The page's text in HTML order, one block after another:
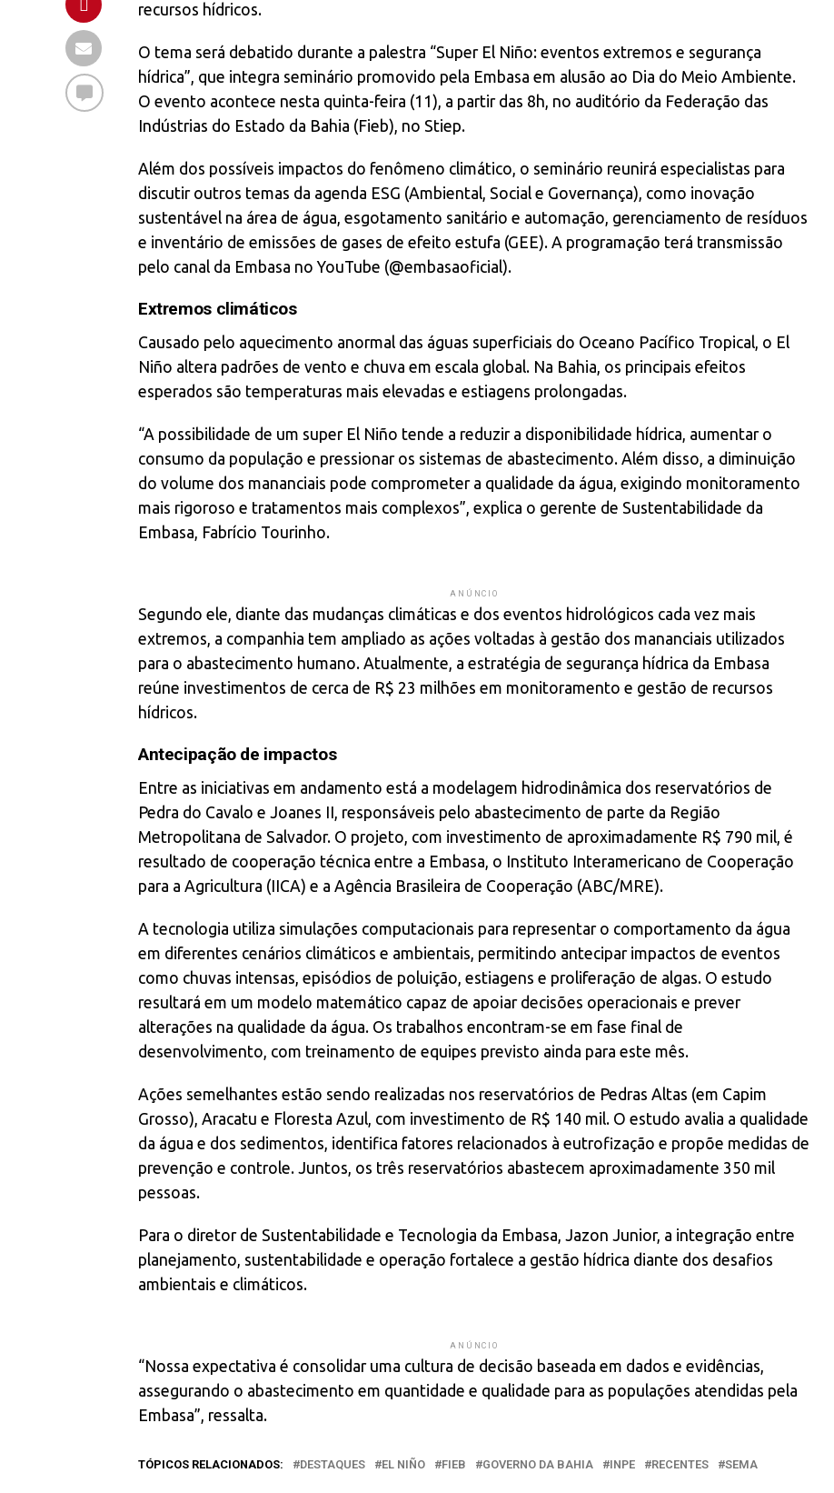
recursos hídricos.
O tema será debatido durante a palestra “Super El Niño: eventos extremos e segurança
hídrica”, que integra seminário promovido pela Embasa em alusão ao Dia do Meio Ambiente.
O evento acontece nesta quinta-feira (11), a partir das 8h, no auditório da Federação das
Indústrias do Estado da Bahia (Fieb), no Stiep.
Além dos possíveis impactos do fenômeno climático, o seminário reunirá especialistas para
discutir outros temas da agenda ESG (Ambiental, Social e Governança), como inovação
sustentável na área de água, esgotamento sanitário e automação, gerenciamento de resíduos
e inventário de emissões de gases de efeito estufa (GEE). A programação terá transmissão
pelo canal da Embasa no YouTube (@embasaoficial).
Extremos climáticos
Causado pelo aquecimento anormal das águas superficiais do Oceano Pacífico Tropical, o El
Niño altera padrões de vento e chuva em escala global. Na Bahia, os principais efeitos
esperados são temperaturas mais elevadas e estiagens prolongadas.
“A possibilidade de um super El Niño tende a reduzir a disponibilidade hídrica, aumentar o
consumo da população e pressionar os sistemas de abastecimento. Além disso, a diminuição
do volume dos mananciais pode comprometer a qualidade da água, exigindo monitoramento
mais rigoroso e tratamentos mais complexos”, explica o gerente de Sustentabilidade da
Embasa, Fabrício Tourinho.
ANÚNCIO
Segundo ele, diante das mudanças climáticas e dos eventos hidrológicos cada vez mais
extremos, a companhia tem ampliado as ações voltadas à gestão dos mananciais utilizados
para o abastecimento humano. Atualmente, a estratégia de segurança hídrica da Embasa
reúne investimentos de cerca de R$ 23 milhões em monitoramento e gestão de recursos
hídricos.
Antecipação de impactos
Entre as iniciativas em andamento está a modelagem hidrodinâmica dos reservatórios de
Pedra do Cavalo e Joanes II, responsáveis pelo abastecimento de parte da Região
Metropolitana de Salvador. O projeto, com investimento de aproximadamente R$ 790 mil, é
resultado de cooperação técnica entre a Embasa, o Instituto Interamericano de Cooperação
para a Agricultura (IICA) e a Agência Brasileira de Cooperação (ABC/MRE).
A tecnologia utiliza simulações computacionais para representar o comportamento da água
em diferentes cenários climáticos e ambientais, permitindo antecipar impactos de eventos
como chuvas intensas, episódios de poluição, estiagens e proliferação de algas. O estudo
resultará em um modelo matemático capaz de apoiar decisões operacionais e prever
alterações na qualidade da água. Os trabalhos encontram-se em fase final de
desenvolvimento, com treinamento de equipes previsto ainda para este mês.
Ações semelhantes estão sendo realizadas nos reservatórios de Pedras Altas (em Capim
Grosso), Aracatu e Floresta Azul, com investimento de R$ 140 mil. O estudo avalia a qualidade
da água e dos sedimentos, identifica fatores relacionados à eutrofização e propõe medidas de
prevenção e controle. Juntos, os três reservatórios abastecem aproximadamente 350 mil
pessoas.
Para o diretor de Sustentabilidade e Tecnologia da Embasa, Jazon Junior, a integração entre
planejamento, sustentabilidade e operação fortalece a gestão hídrica diante dos desafios
ambientais e climáticos.
ANÚNCIO
“Nossa expectativa é consolidar uma cultura de decisão baseada em dados e evidências,
assegurando o abastecimento em quantidade e qualidade para as populações atendidas pela
Embasa”, ressalta.
TÓPICOS RELACIONADOS: DESTAQUES EL NIÑO FIEB GOVERNO DA BAHIA INPE RECENTES SEMA